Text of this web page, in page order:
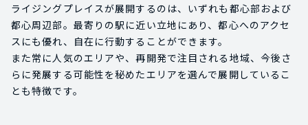
ライジングプレイスが展開するのは、いずれも都心部および
都心周辺部。最寄りの駅に近い立地にあり、都心へのアクセ
スにも優れ、自在に行動することができます。
また常に人気のエリアや、再開発で注目される地域、今後さ
らに発展する可能性を秘めたエリアを選んで展開しているこ
とも特徴です。